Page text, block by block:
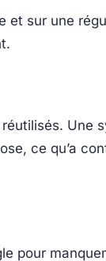
et sur une
Une
ce qu’a
pour